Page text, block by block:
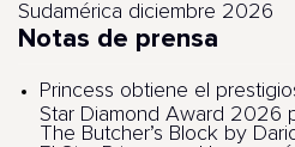
Sudamérica diciembre 2026
Notas de prensa
Princess obtiene el
Star Diamond Award 2026
The Butcher’s Block by